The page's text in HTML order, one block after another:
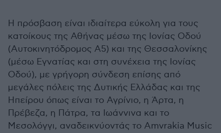
Η πρόσβαση είναι ιδιαίτερα εύκολη για τους
κατοίκους της Αθήνας μέσω της Ιονίας Οδού
(Αυτοκινητόδρομος Α5) και της Θεσσαλονίκης
(μέσω Εγνατίας και στη συνέχεια της Ιονίας
Οδού), με γρήγορη σύνδεση επίσης από
μεγάλες πόλεις της Δυτικής Ελλάδας και της
Ηπείρου όπως είναι το Αγρίνιο, η Άρτα, η
Πρέβεζα, η Πάτρα, τα Ιωάννινα και το
Μεσολόγγι, αναδεικνύοντάς το Amvrakia Music